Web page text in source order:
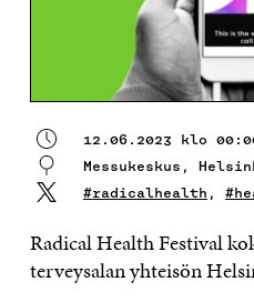
12.06.2023 klo
Messukeskus,
#radicalhealth ,
Radical Health Festival
terveysalan yhteisön